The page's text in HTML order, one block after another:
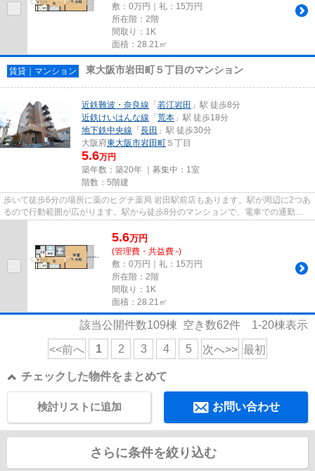
敷：0万円｜礼：15万円
所在階：2階
間取り：1K
面積：28.21㎡
賃貸｜マンション 東大阪市岩田町５丁目のマンション
近鉄難波・奈良線 「若江岩田 」駅 徒歩8分
近鉄けいはんな線 「荒本 」駅 徒歩18分
地下鉄中央線 「長田 」駅 徒歩30分
大阪府東大阪市岩田町 ５丁目
5.6万円
築年数：築20年 ｜募集中： 1室
階数：5階建
歩いて徒歩6分の場所に薬のヒグチ薬局 岩田駅前店もあります。駅が周辺に2つあ
るので行動範囲が広がります。駅から徒歩8分のマンションで、電車での通勤に
も便利な立地です。こちらの...
5.6万円
(管理費・共益費 -)
敷：0万円｜礼：15万円
所在階：2階
間取り：1K
面積：28.21㎡
該当公開件数109棟 空き数62件 1-20棟表示
<<前へ 1 2 3 4 5 次へ>> 最初
チェックした物件をまとめて
お問い合わせ
検討リストに追加
さらに条件を絞り込む